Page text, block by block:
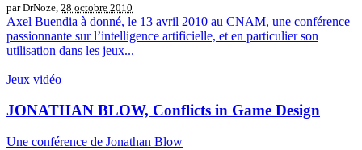
par DrNoze, 28 octobre 2010
Axel Buendia à donné, le 13 avril 2010 au CNAM, une conférence
passionnante sur l’intelligence artificielle, et en particulier son
utilisation dans les jeux...
Jeux vidéo
JONATHAN BLOW, Conflicts in Game Design
Une conférence de Jonathan Blow